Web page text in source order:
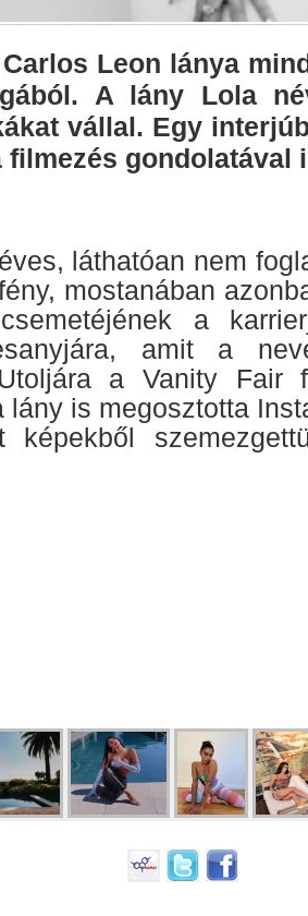
Leon lánya
A lány Lola
vállal. Egy
filmezés gondolatával
láthatóan nem
mostanában
a
amit a
a Vanity Fair
lány is megosztotta
képekből